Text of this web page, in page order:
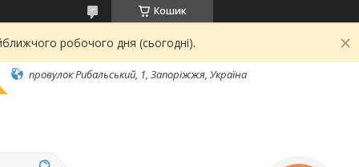
Кошик
робочого дня (сьогодні).
провулок Рибальський, 1, Запоріжжя, Україна